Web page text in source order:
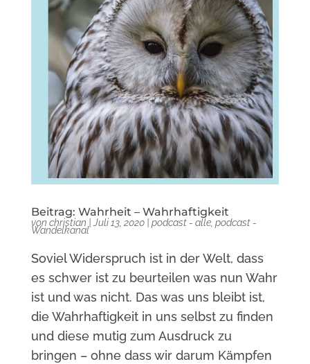
Beitrag: Wahrheit – Wahrhaftigkeit
von christian |Juli 13, 2020| podcast - alle, podcast -
Wandelkanal
Soviel Widerspruch ist in der Welt, dass
es schwer ist zu beurteilen was nun Wahr
ist und was nicht. Das was uns bleibt ist,
die Wahrhaftigkeit in uns selbst zu finden
und diese mutig zum Ausdruck zu
bringen – ohne dass wir darum Kämpfen